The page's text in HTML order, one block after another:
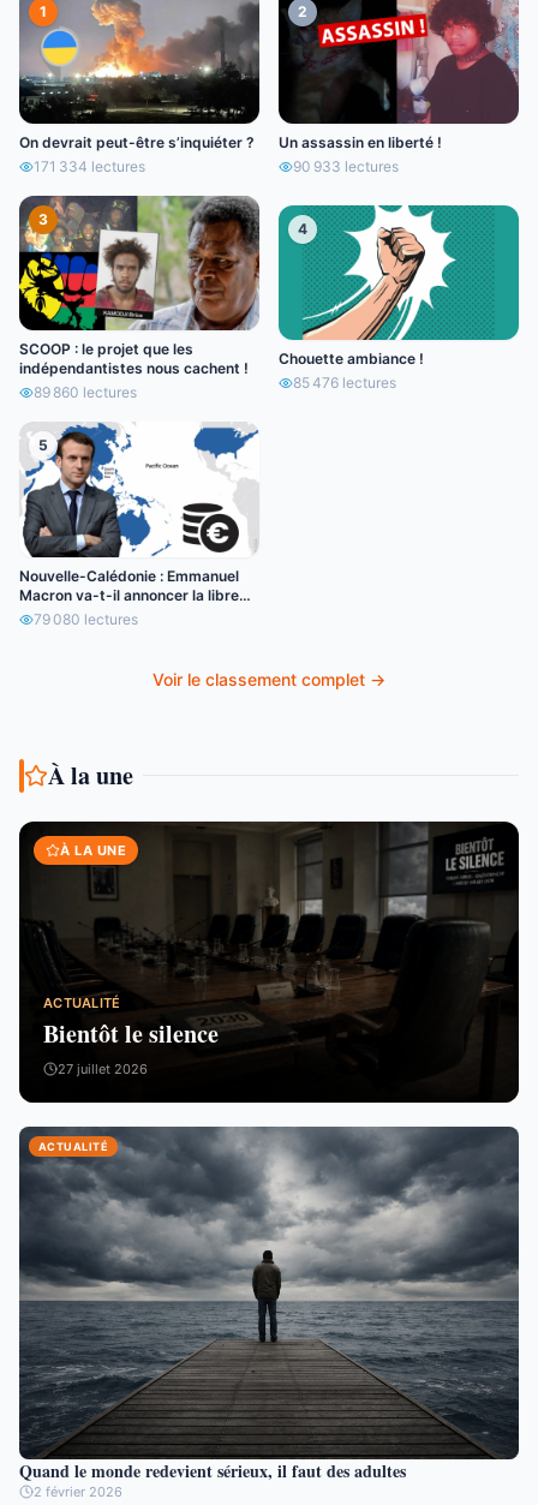
1
On devrait peut-être s’inquiéter ?
171 334 lectures
2
Un assassin en liberté !
90 933 lectures
3
SCOOP : le projet que les
indépendantistes nous cachent !
89 860 lectures
4
Chouette ambiance !
85 476 lectures
5
Nouvelle-Calédonie : Emmanuel
Macron va-t-il annoncer la libre
circulation de l’euro ?
79 080 lectures
Voir le classement complet →
À la une
À LA UNE
ACTUALITÉ
Bientôt le silence
27 juillet 2026
ACTUALITÉ
Quand le monde redevient sérieux, il faut des adultes
2 février 2026